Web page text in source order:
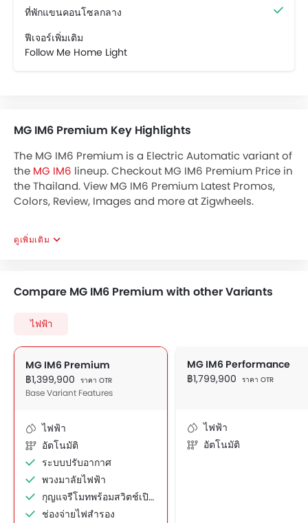
ที่พักแขนคอนโซลกลาง
ฟีเจอร์เพิ่มเติม
Follow Me Home Light
MG IM6 Premium Key Highlights
The MG IM6 Premium is a Electric Automatic variant of
the MG IM6 lineup. Checkout MG IM6 Premium Price in
the Thailand. View MG IM6 Premium Latest Promos,
Colors, Review, Images and more at Zigwheels.
ดูเพิ่มเติม
Compare MG IM6 Premium with other Variants
ไฟฟ้า
MG IM6 Premium
฿1,399,900 ราคา OTR
Base Variant Features
ไฟฟ้า
อัตโนมัติ
ระบบปรับอากาศ
พวงมาลัยไฟฟ้า
กุญแจรีโมทพร้อมสวิตช์เปิดฝากระโปรงท้าย
ช่องจ่ายไฟสำรอง
MG IM6 Performance
฿1,799,900 ราคา OTR
ไฟฟ้า
อัตโนมัติ